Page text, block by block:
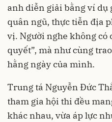
anh diễn giải bằng ví dụ
quân ngũ, thực tiễn địa
vị. Người nghe không có
quyết”, mà như cùng
hằng ngày của mình.
Trung tá Nguyễn Đức
tham gia hội thi đều
khác nhau, vừa áp lực